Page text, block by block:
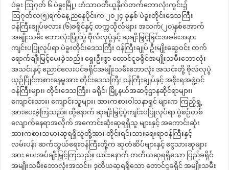
ပဲခူး ဩဂုတ် ၆ ပဲခူးမြို့၊ ဟံသာဝတီယူနိုက်တက်ဘောလုံးကွင်း၌
ဩဂုတ်လ(၅)ရက်နေ့ ညနေပိုင်းက ၂၀၂၄ ခုနှစ် ပဲခူးတိုင်းဒေသကြီး
ဝန်ကြီးချုပ်ဖလား (၆)ခရိုင်နှင့် တက္ကသိုလ်များ အသက်(၂၀)နှစ်အောက်
အမျိုးသမီး ဘောလုံးပြိုင်ပွဲ ဗိုလ်လုပွဲနှင့် ဆုချီးမြှင့်ခြင်းအခမ်းအနား
ကျင်းပပြုလုပ်ရာ ပဲခူးတိုင်းဒေသကြီး ဝန်ကြီးချုပ် ဦးမျိုးဆွေဝင်း တက်
ရောက်ချီးမြှင့်ပေးခဲ့သည်။ ရှေးဦးစွာ တောင်ငူခရိုင်‌အမျိုးသမီးဘောလုံး
အသင်းနှင့် ညောင်လေးပင်ခရိုင်အမျိုးသမီးဘောလုံး အသင်းတို့ ဗိုလ်လုပွဲ
ယှဉ်ပြိုင်ကစားနေမှုအား တိုင်းဒေသကြီး ဝန်ကြီးချုပ်နှင့် အစိုးရအဖွဲ့ဝင်
ဝန်ကြီးများ၊ တိုင်းဒေသကြီး၊ ခရိုင်၊ မြို့နယ်အဆင့်ဌာနဆိုင်ရာများ၊
ကျောင်းသား၊ ကျောင်းသူများ၊ အားကစားဝါသနာရှင် များက ကြည့်ရှု့
အားပေးခဲ့ကြသည်။ ထို့နောက် ဆုချီးမြှင့်ပွဲကျင်းပပြုလုပ်ရာ ပွဲစဉ်တစ်
လျောက်နေရာအလိုက် အကောင်းဆုံးဆုရရှိသူ များနှင့် အကောင်းဆုံး
အားကစားသမားဆုရရှိသူတို့အား တိုင်းရင်းသားရေးရာဝန်ကြီးနှင့်
လမ်းပန်း ဆက်သွယ်ရေးဝန်ကြီးတို့က ဆုတံဆိပ်များနှင့် ငွေသားဆုများ
အား ပေးအပ်ချီးမြှင့်ကြသည်။ ယင်းနောက် တတိယဆုရရှိသော ပြည်ခရိုင်
အမျိုးသမီးဘောလုံးအသင်း၊ ဒုတိယဆုရရှိသော တောင်ငူခရိုင် အမျိုးသမီး